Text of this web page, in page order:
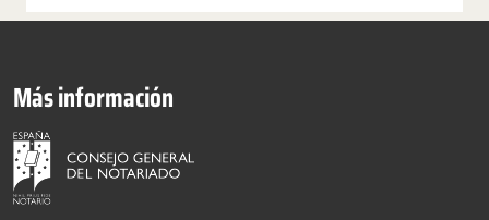
Más información